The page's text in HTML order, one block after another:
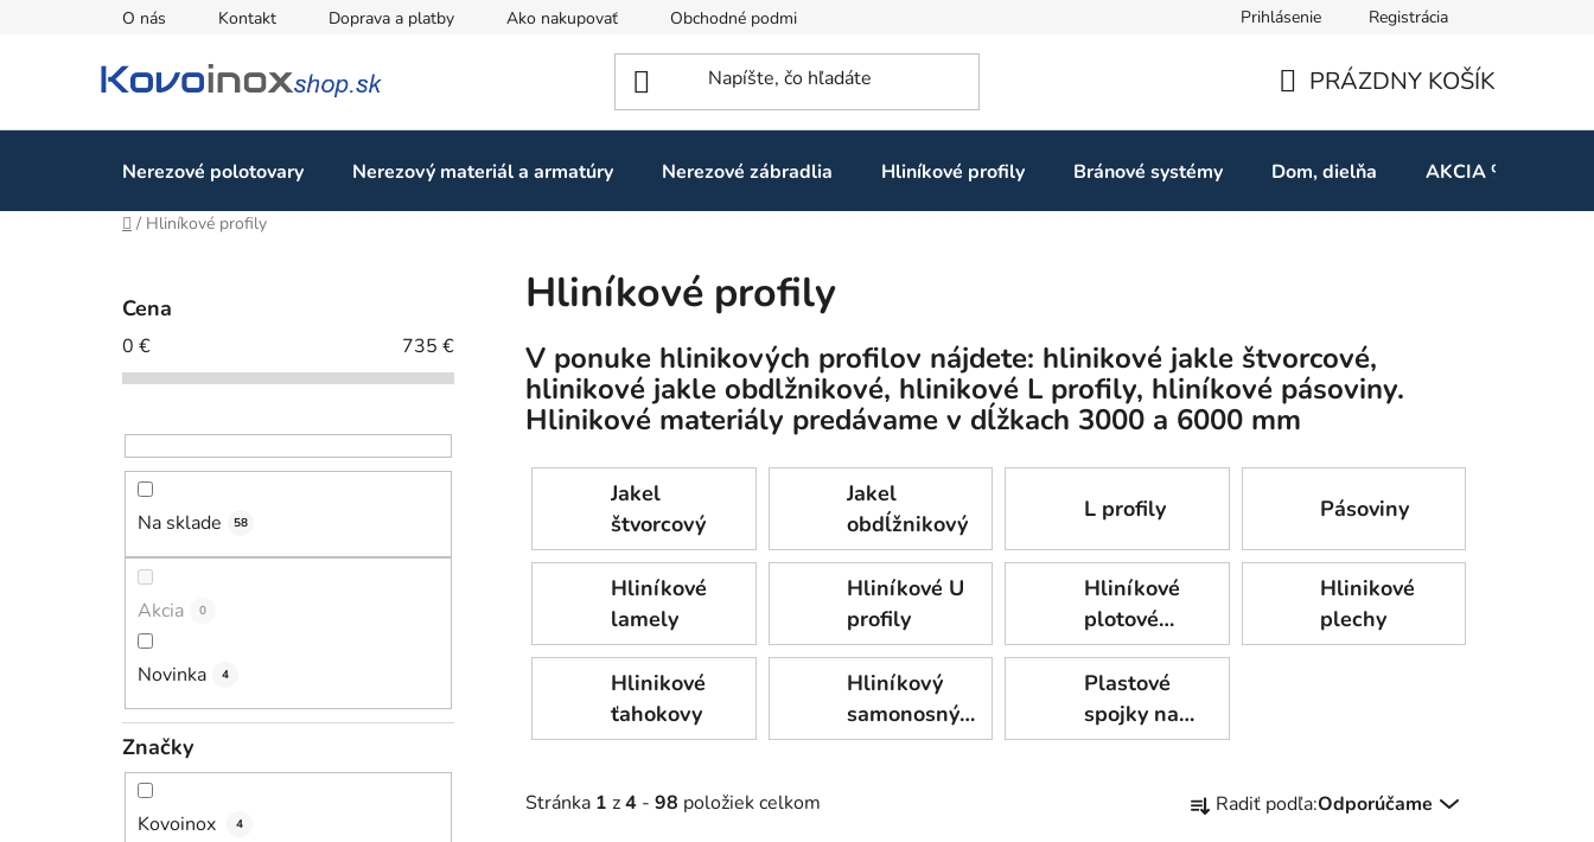
O nás Kontakt Doprava a platby Ako nakupovať Obchodné podmienky Odstúpenie od zmluvy
Prihlásenie Registrácia
KOŠÍK
PRÁZDNY KOŠÍK
Nerezové polotovary Nerezový materiál a armatúry Nerezové zábradlia Hliníkové profily Bránové systémy Dom, dielňa AKCIA %
Domov
/ Hliníkové profily
Cena
0 € 735 €
Na sklade 58
Akcia 0
Novinka 4
Značky
Kovoinox 4
Hliníkové profily
V ponuke hlinikových profilov nájdete: hlinikové jakle štvorcové,
hlinikové jakle obdlžnikové, hlinikové L profily, hliníkové pásoviny.
Hlinikové materiály predávame v dĺžkach 3000 a 6000 mm
Jakel
štvorcový
Jakel
obdĺžnikový
L profily Pásoviny
Hliníkové
lamely
Hliníkové U
profily
Hliníkové
plotové
profily
Hlinikové
plechy
Hlinikové
ťahokovy
Hliníkový
samonosný
systém
Plastové
spojky na
profily
Stránka 1 z4 - 98 položiek celkom
a Radiť podľa:Odporúčame